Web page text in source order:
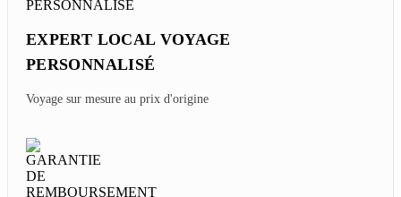
EXPERT LOCAL VOYAGE
PERSONNALISÉ
Voyage sur mesure au prix d'origine